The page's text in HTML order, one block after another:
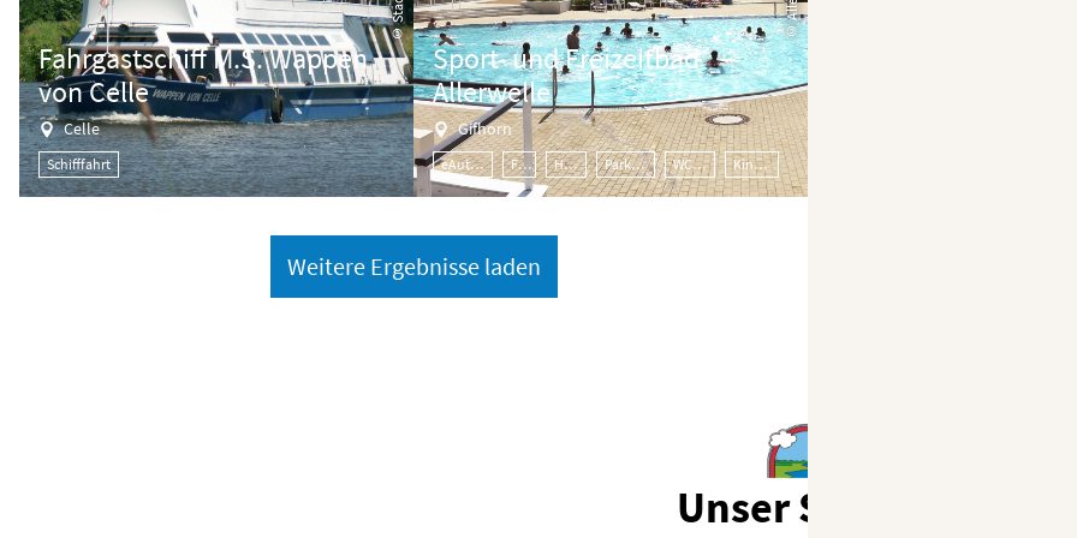
Fahrgastschiff M.S. Wappen
von Celle
Celle
Schifffahrt
Sport- und Freizeitbad
Allerwelle
Gifhorn
eAuto-Ladestation Freibad Hallenbad Parkmöglichkeiten WC barrierefrei Kinderspielplatz
Weitere Ergebnisse laden
Unser Service